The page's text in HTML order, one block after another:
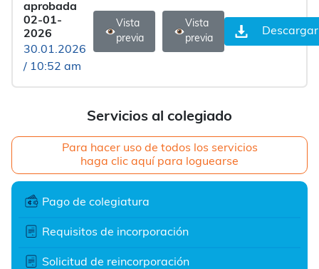
Servicios al colegiado
Para hacer uso de todos los servicios
haga clic aquí para loguearse
Pago de colegiatura
Requisitos de incorporación
Solicitud de reincorporación
aprobada
02-01-
2026
30.01.2026
/ 10:52 am
Vista
previa
Vista
previa
Descargar